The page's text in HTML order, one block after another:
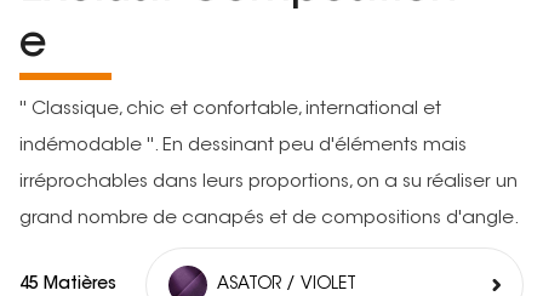
e
'' Classique, chic et confortable, international et
indémodable ''. En dessinant peu d'éléments mais
irréprochables dans leurs proportions, on a su réaliser un
grand nombre de canapés et de compositions d'angle.
45 Matières ASATOR / VIOLET